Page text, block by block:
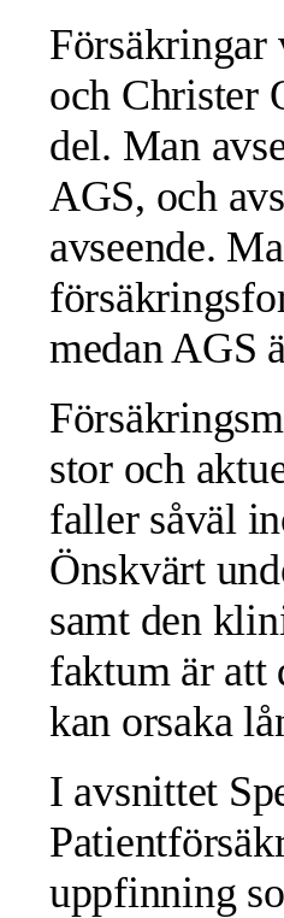
och Christer
del. Man
AGS, och
avseende.
medan AGS
stor och
faller såväl
Önskvärt
samt den
faktum är att
kan orsaka
I avsnittet
uppfinning